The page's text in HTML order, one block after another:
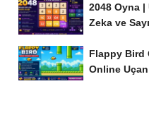
2048 Oyna
Zeka ve
Flappy Bird
Online